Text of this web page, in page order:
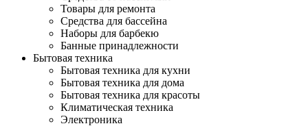
Товары для ремонта
Средства для бассейна
Наборы для барбекю
Банные принадлежности
Бытовая техника
Бытовая техника для кухни
Бытовая техника для дома
Бытовая техника для красоты
Климатическая техника
Электроника